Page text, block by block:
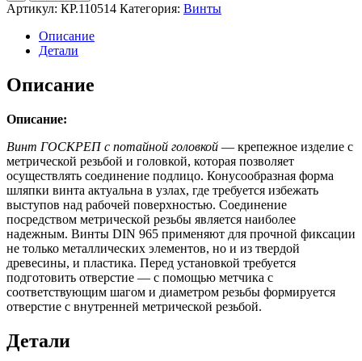
Артикул: КР.110514 Категория: Винты
Описание
Детали
Описание
Описание:
Винт ГОСКРЕП с потайной головкой — крепежное изделие с
метрической резьбой и головкой, которая позволяет
осуществлять соединение подлицо. Конусообразная форма
шляпки винта актуальна в узлах, где требуется избежать
выступов над рабочей поверхностью. Соединение
посредством метрической резьбы является наиболее
надежным. Винты DIN 965 применяют для прочной фиксации
не только металлических элементов, но и из твердой
древесины, и пластика. Перед установкой требуется
подготовить отверстие — с помощью метчика с
соответствующим шагом и диаметром резьбы формируется
отверстие с внутренней метрической резьбой.
Детали